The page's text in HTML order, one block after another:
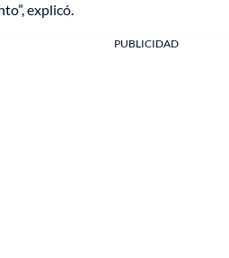
explicó.
PUBLICIDAD